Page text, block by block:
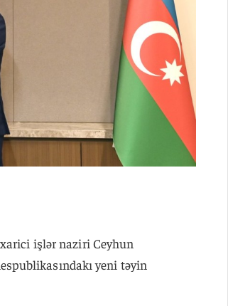
işlər naziri Ceyhun
yeni təyin